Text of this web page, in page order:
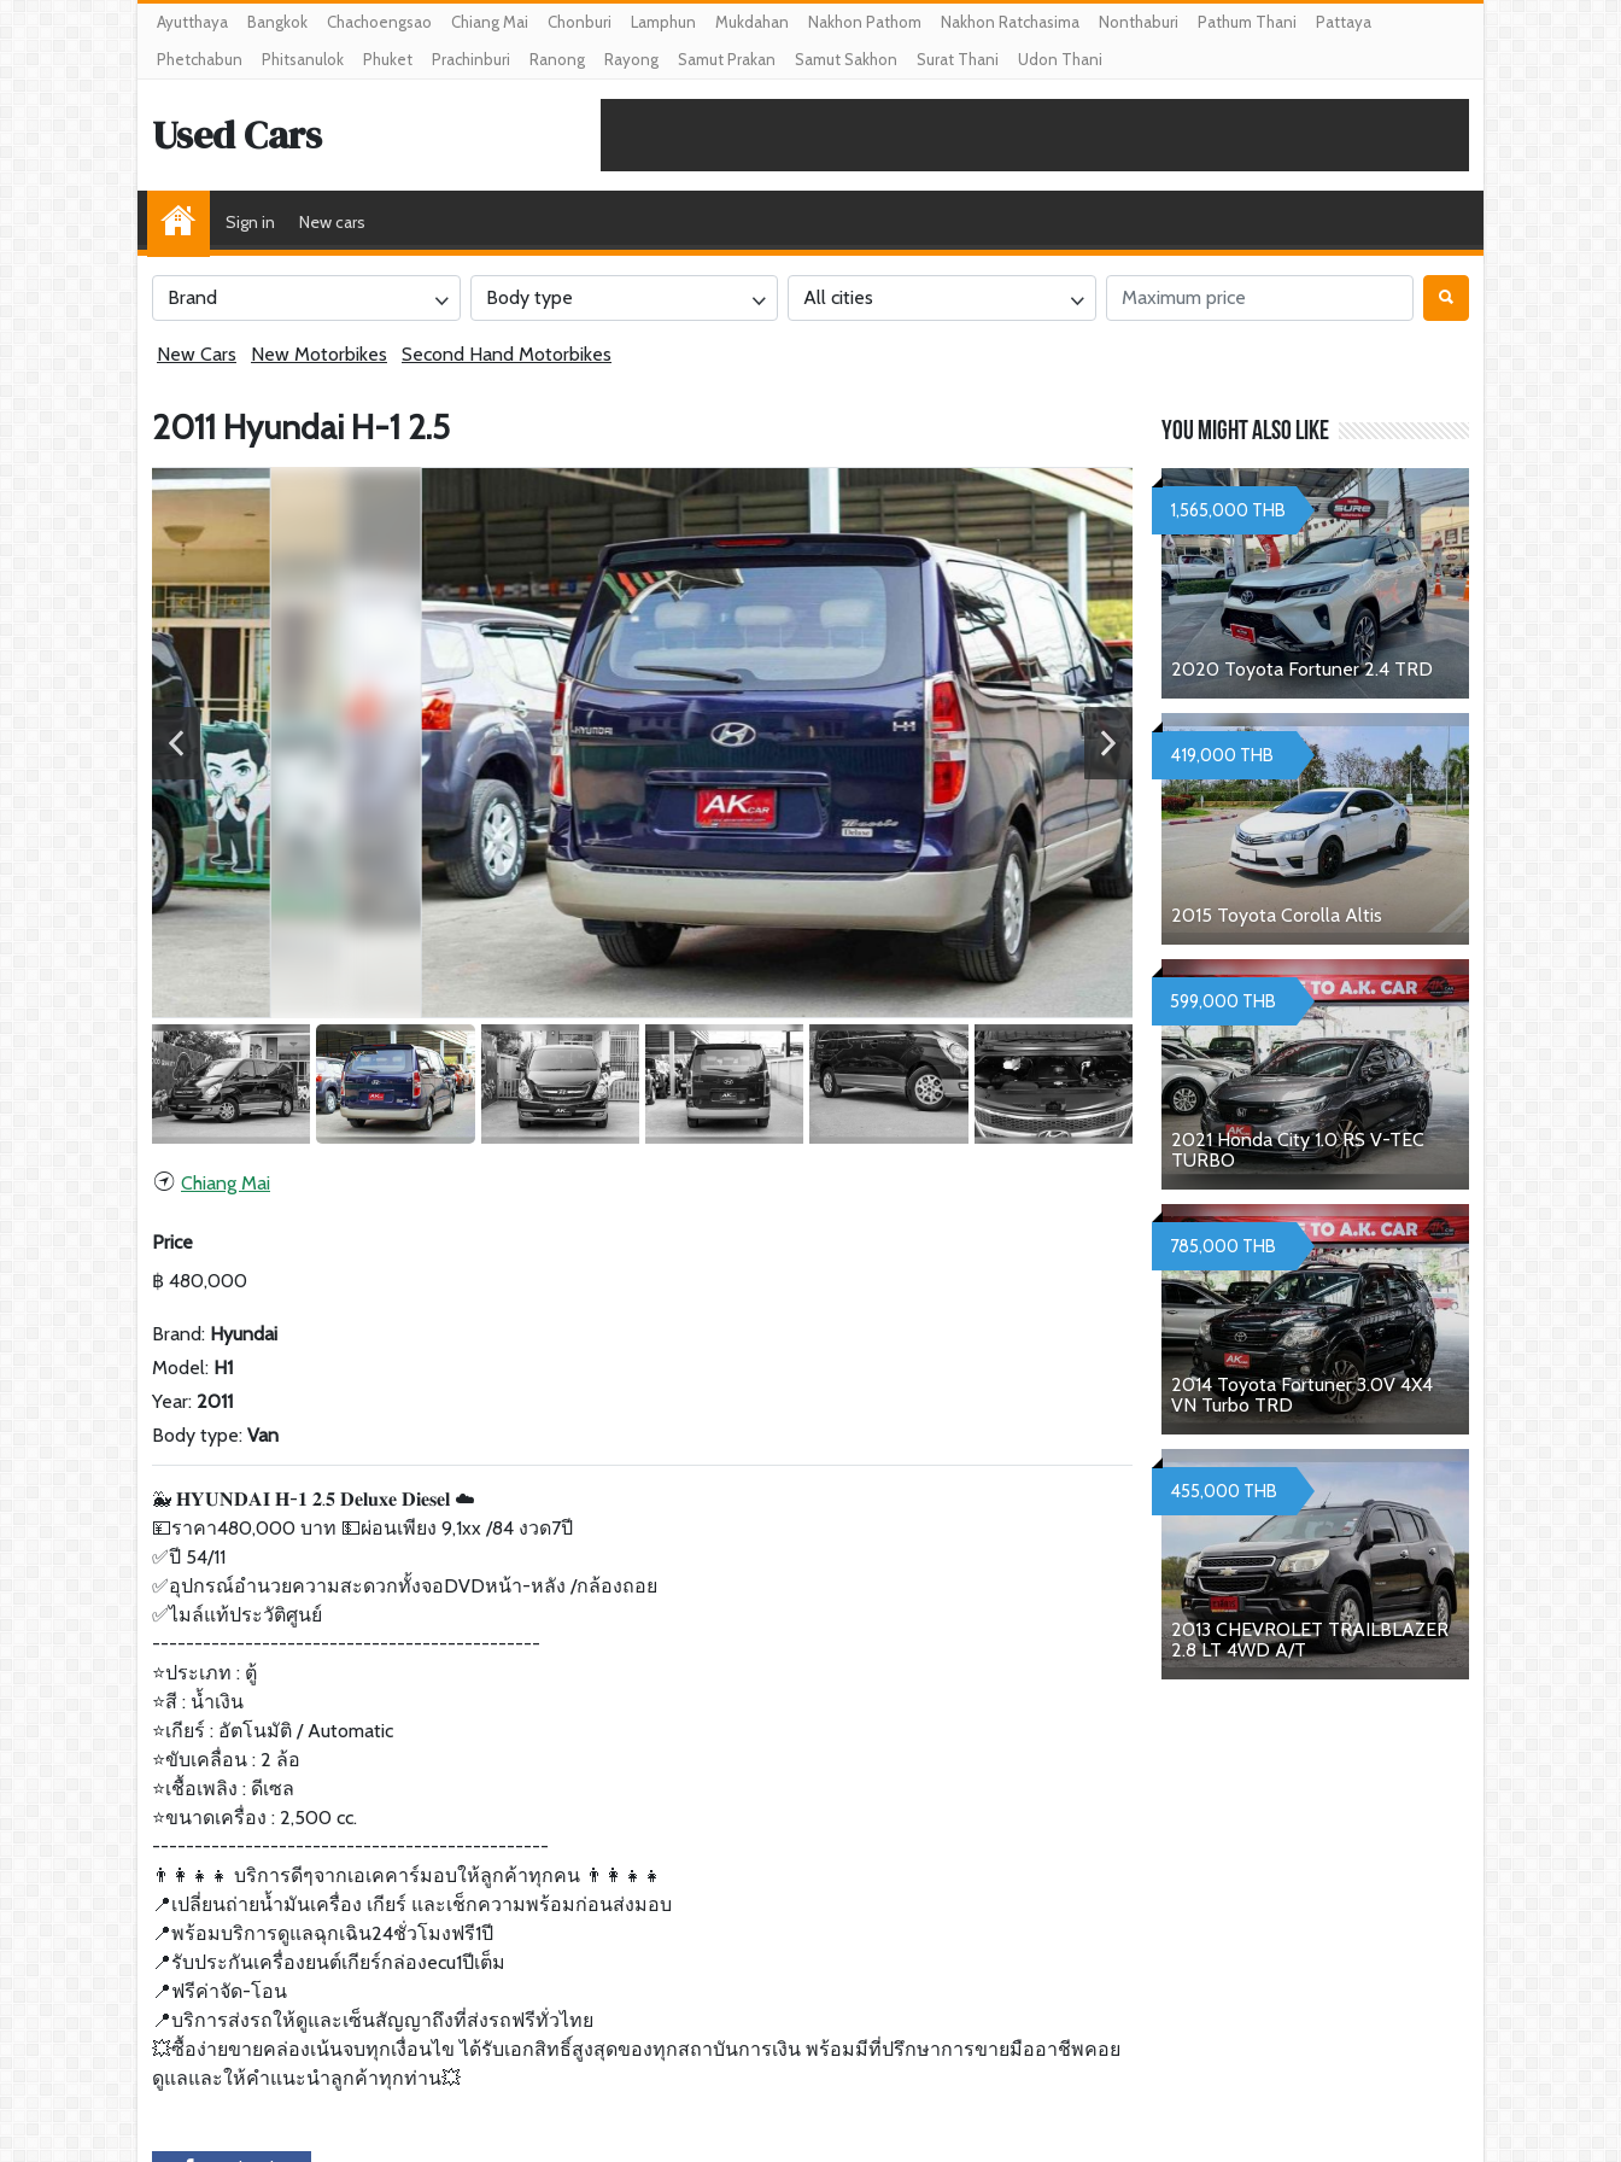
Ayutthaya Bangkok Chachoengsao Chiang Mai Chonburi Lamphun Mukdahan Nakhon Pathom Nakhon Ratchasima Nonthaburi Pathum Thani
Pattaya
Phetchabun
Phitsanulok Phuket Prachinburi Ranong Rayong Samut Prakan Samut Sakhon Surat Thani Udon Thani
Used Cars
Sign in New cars
Brand Body type All cities
New Cars New Motorbikes Second Hand Motorbikes
2011 Hyundai H-1 2.5
Chiang Mai
Price
฿ 480,000
Brand: Hyundai
Model: H1
Year: 2011
Body type: Van
🐳 𝐇𝐘𝐔𝐍𝐃𝐀𝐈 𝐇-𝟏 𝟐.𝟓 𝐃𝐞𝐥𝐮𝐱𝐞 𝐃𝐢𝐞𝐬𝐞𝐥 ☁️
💴ราคา480,000 บาท 💵ผ่อนเพียง 9,1xx /84 งวด7ปี
✅ปี 54/11
✅อุปกรณ์อำนวยความสะดวกทั้งจอDVDหน้า-หลัง /กล้องถอย
✅ไมล์แท้ประวัติศูนย์
----------------------------------------------
⭐️ประเภท : ตู้
⭐️สี : น้ำเงิน
⭐️เกียร์ : อัตโนมัติ / Automatic
⭐️ขับเคลื่อน : 2 ล้อ
⭐️เชื้อเพลิง : ดีเซล
⭐️ขนาดเครื่อง : 2,500 cc.
-----------------------------------------------
👨‍👩‍👧‍👧 บริการดีๆจากเอเคคาร์มอบให้ลูกค้าทุกคน 👨‍👩‍👧‍👧
📍เปลี่ยนถ่ายน้ำมันเครื่อง เกียร์ และเช็กความพร้อมก่อนส่งมอบ
📍พร้อมบริการดูแลฉุกเฉิน24ชั่วโมงฟรี1ปี
📍รับประกันเครื่องยนต์เกียร์กล่องecu1ปีเต็ม
📍ฟรีค่าจัด-โอน
📍บริการส่งรถให้ดูและเซ็นสัญญาถึงที่ส่งรถฟรีทั่วไทย
💥ซื้อง่ายขายคล่องเน้นจบทุกเงื่อนไข ได้รับเอกสิทธิ์สูงสุดของทุกสถาบันการเงิน พร้อมมีที่ปรึกษาการขายมืออาชีพคอย
ดูแลและให้คำแนะนำลูกค้าทุกท่าน💥
You might also like
2020 Toyota Fortuner 2.4 TRD
1,565,000 THB
2015 Toyota Corolla Altis
419,000 THB
2021 Honda City 1.0 RS V-TEC
TURBO
599,000 THB
2014 Toyota Fortuner 3.0V 4X4
VN Turbo TRD
785,000 THB
2013 CHEVROLET TRAILBLAZER
2.8 LT 4WD A/T
455,000 THB